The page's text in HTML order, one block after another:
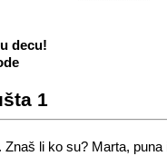
decu!
1
li ko su? Marta,